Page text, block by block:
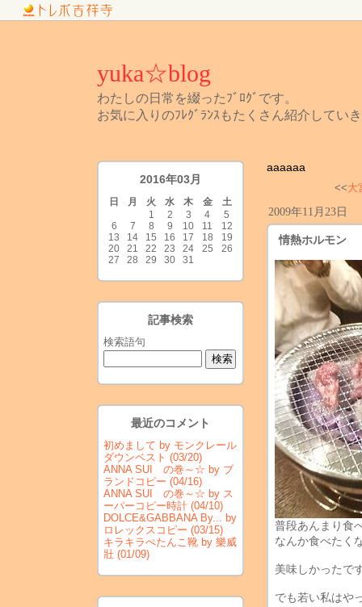
yuka☆blog
わたしの日常を綴ったﾌﾞﾛｸﾞです。
お気に入りのﾌﾚｸﾞﾗﾝｽもたくさん紹介してい
2016年03月
日 月 火 水 木 金
土
1
2 3 4
5
6
7 8 9 10 11
12
13
14 15 16 17 18
19
20
21 22 23 24 25
26
27
28 29 30 31
記事検索
検索語句
最近のコメント
初めまして by モンクレール
ダウンベスト (03/20)
ANNA SUI の巻～☆ by ブ
ランドコピー (04/16)
ANNA SUI の巻～☆ by ス
ーパーコピー時計 (04/10)
DOLCE&GABBANA By... by
ロレックスコピー (03/15)
キラキラぺたんこ靴 by 樂威
壯 (01/09)
aaaaaa
<<大
2009年11月23日
情熱ホルモン
普段あんまり食
なんか食べたく
美味しかったで
でも若い私はや